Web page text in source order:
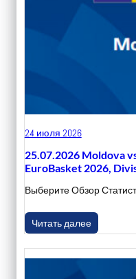
24 июля 2026
25.07.2026 Moldova
EuroBasket 2026,
Выберите Обзор
Читать далее